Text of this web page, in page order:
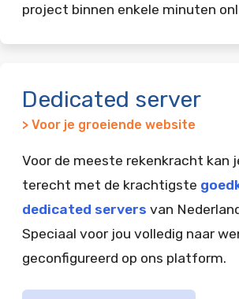
project binnen enkele minuten
Dedicated server
> Voor je groeiende website
Voor de meeste rekenkracht kan
terecht met de krachtigste
dedicated servers van
Speciaal voor jou volledig naar
geconfigureerd op ons platform.